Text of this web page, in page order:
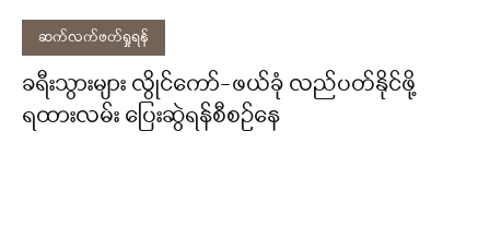
ဆက်လက်ဖတ်ရှုရန်
ခရီးသွားများ လွိုင်ကော်-ဖယ်ခုံ လည်ပတ်နိုင်ဖို့
ရထားလမ်း ပြေးဆွဲရန်စီစဉ်နေ